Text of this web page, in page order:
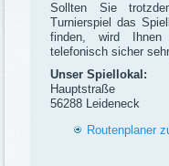
Sollten Sie
Turnierspiel das
finden, wird Ihnen
telefonisch sicher
Unser Spiellokal:
Hauptstraße
56288 Leideneck
Routenplaner